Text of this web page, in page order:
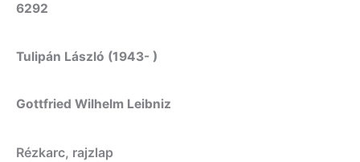
6292
Tulipán László (1943- )
Gottfried Wilhelm Leibniz
Rézkarc, rajzlap